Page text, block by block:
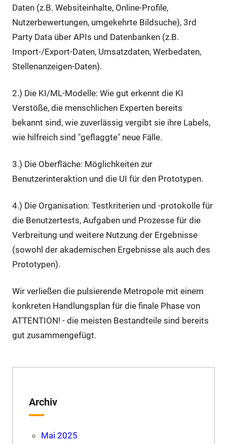
Daten (z.B. Websiteinhalte, Online-Profile,
Nutzerbewertungen, umgekehrte Bildsuche), 3rd
Party Data über APIs und Datenbanken (z.B.
Import-/Export-Daten, Umsatzdaten, Werbedaten,
Stellenanzeigen-Daten).
2.) Die KI/ML-Modelle: Wie gut erkennt die KI
Verstöße, die menschlichen Experten bereits
bekannt sind, wie zuverlässig vergibt sie ihre Labels,
wie hilfreich sind "geflaggte" neue Fälle.
3.) Die Oberfläche: Möglichkeiten zur
Benutzerinteraktion und die UI für den Prototypen.
4.) Die Organisation: Testkriterien und -protokolle für
die Benutzertests, Aufgaben und Prozesse für die
Verbreitung und weitere Nutzung der Ergebnisse
(sowohl der akademischen Ergebnisse als auch des
Prototypen).
Wir verließen die pulsierende Metropole mit einem
konkreten Handlungsplan für die finale Phase von
ATTENTION! - die meisten Bestandteile sind bereits
gut zusammengefügt.
Archiv
Mai 2025